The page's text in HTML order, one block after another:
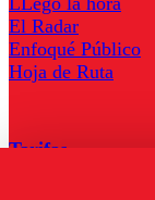
El Radar
Enfoqué Público
Hoja de Ruta
Tarifas